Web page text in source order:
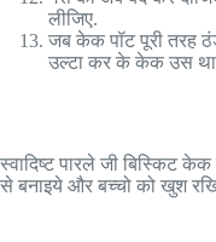
लीजिए.
जब केक पॉट पूरी तरह
उल्टा कर के केक उस
स्वादिष्ट पारले जी बिस्किट
से बनाइये और बच्चो को खुश